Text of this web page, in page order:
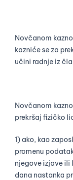
Novčanom
kazniće se za
učini radnje iz
Novčanom
prekršaj fizičko
1) ako, kao
promenu
njegove izjave ili
dana nastanka